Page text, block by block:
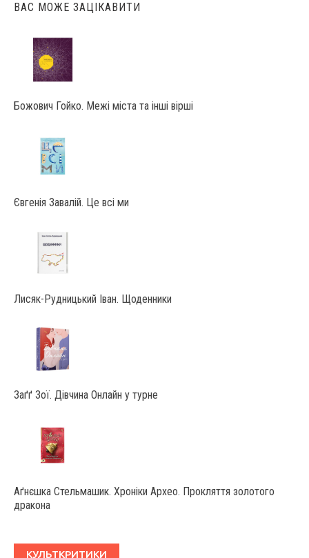
ВАС МОЖЕ ЗАЦІКАВИТИ
Божович Гойко. Межі міста та інші вірші
Євгенія Завалій. Це всі ми
Лисяк-Рудницький Іван. Щоденники
Заґґ Зої. Дівчина Онлайн у турне
Аґнєшка Стельмашик. Хроніки Архео. Прокляття золотого
дракона
КУЛЬТКРИТИКИ